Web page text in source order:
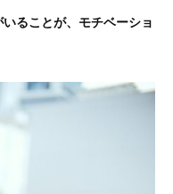
ることが、モチベーショ